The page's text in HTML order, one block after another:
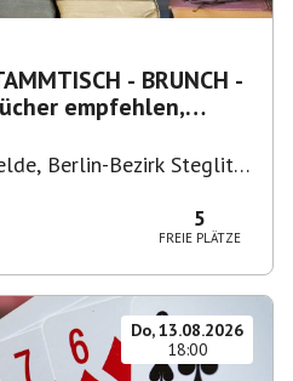
empfehlen,
Berlin-Bezirk Steglitz-
5
FREIE PLÄTZE
Do, 13.08.2026
18:00